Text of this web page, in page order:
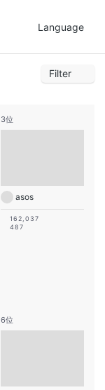
Language
6
11 12
13
20
2
7
19 20
21
Filter
3位
asos
162,037
487
6位